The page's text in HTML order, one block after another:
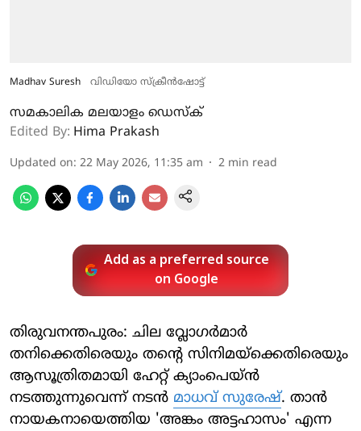
Madhav Suresh വിഡിയോ സ്ക്രീൻഷോട്ട്
സമകാലിക മലയാളം ഡെസ്ക്
Edited By: Hima Prakash
Updated on: 22 May 2026, 11:35 am 2 min read
Add as a preferred source
on Google
തിരുവനന്തപുരം: ചില വ്ലോ​ഗർമാർ
തനിക്കെതിരെയും തന്റെ സിനിമയ്ക്കെതിരെയും
ആസൂത്രിതമായി ഹേറ്റ് ക്യാംപെയ്ൻ
നടത്തുന്നുവെന്ന് നടൻ മാധവ് സുരേഷ്. താൻ
നായകനായെത്തിയ 'അങ്കം അട്ടഹാസം' എന്ന